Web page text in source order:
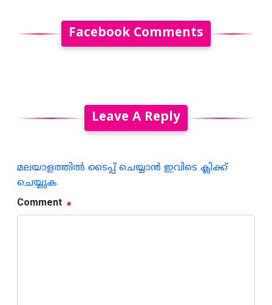
Facebook Comments
Leave A Reply
മലയാളത്തില്‍ ടൈപ്പ് ചെയ്യാന്‍ ഇവിടെ ക്ലിക്ക്
ചെയ്യുക
Comment